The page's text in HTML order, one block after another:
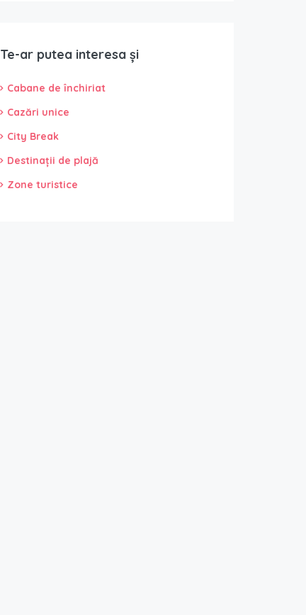
Te-ar putea interesa și
Cabane de închiriat
Cazări unice
City Break
Destinații de plajă
Zone turistice